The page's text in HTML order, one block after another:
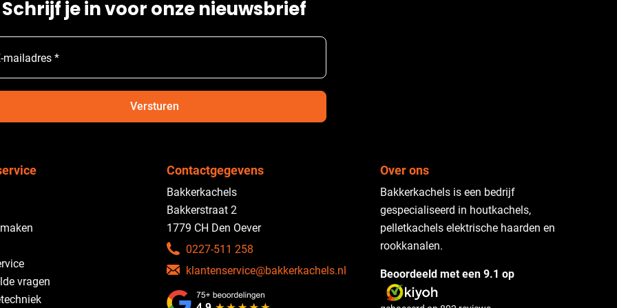
Schrijf je in voor onze nieuwsbrief
mailadres *
Versturen
vragen
Contactgegevens
Bakkerkachels
Bakkerstraat 2
1779 CH Den Oever
0227-511 258
klantenservice@bakkerkachels.nl
Over ons
Bakkerkachels is een bedrijf
gespecialiseerd in houtkachels,
pelletkachels elektrische haarden en
rookkanalen.
Beoordeeld met een 9.1 op